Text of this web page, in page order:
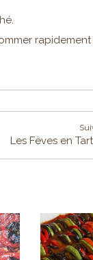
Les Fèves en